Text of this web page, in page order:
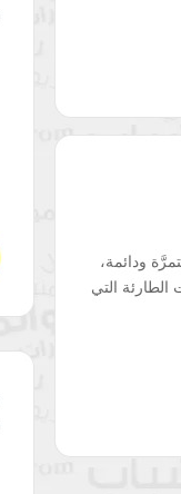
ودائمة،
الطارئة التي